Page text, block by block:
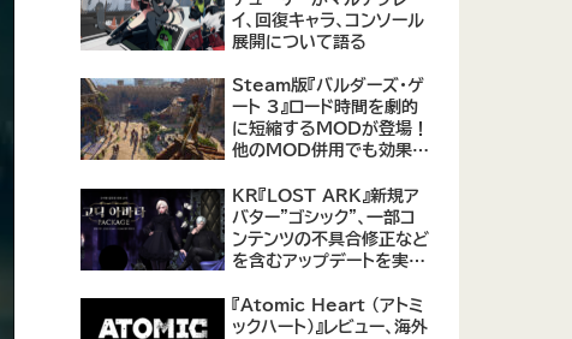
イ、回復キャラ、コンソール
展開について語る
Steam版『バルダーズ・ゲ
ート 3』ロード時間を劇的
に短縮するMODが登場！
他のMOD併用でも効果を
価
KR『LOST ARK』新規ア
バター"ゴシック"、一部コ
ンテンツの不具合修正など
を含むアップデートを実
『Atomic Heart (アトミ
ックハート)』レビュー、海外